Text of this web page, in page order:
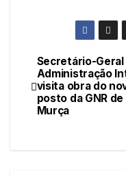
de
artigos
Secretário-Geral
Administração
visita obra do
posto da GNR de
Murça